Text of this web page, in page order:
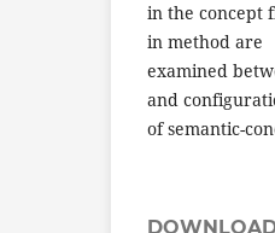
in the concept
in method are
examined
and
of semantic-